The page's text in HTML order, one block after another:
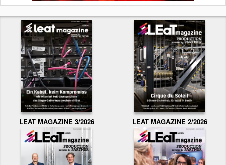
LEAT MAGAZINE 3/2026 LEAT MAGAZINE 2/2026